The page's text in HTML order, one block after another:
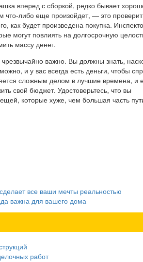
вперед с сборкой, редко бывает
либо еще произойдет, — это
как будет произведена покупка.
могут повлиять на долгосрочную
массу денег.
важно. Вы должны знать,
и у вас всегда есть деньги, чтобы
сложным делом в лучшие времена, и
свой бюджет. Удостоверьтесь, что вы
которые хуже, чем большая часть
все ваши мечты реальностью
важна для вашего дома
работ